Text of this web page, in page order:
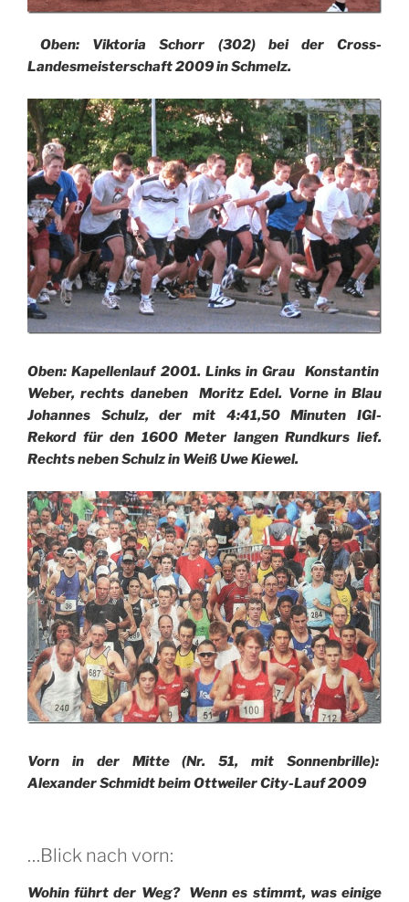
Oben: Viktoria Schorr (302) bei der Cross-
Landesmeisterschaft 2009 in Schmelz.
Oben: Kapellenlauf 2001. Links in Grau Konstantin
Weber, rechts daneben Moritz Edel. Vorne in Blau
Johannes Schulz, der mit 4:41,50 Minuten IGI-
Rekord für den 1600 Meter langen Rundkurs lief.
Rechts neben Schulz in Weiß Uwe Kiewel.
Vorn in der Mitte (Nr. 51, mit Sonnenbrille):
Alexander Schmidt beim Ottweiler City-Lauf 2009
…Blick nach vorn:
Wohin führt der Weg? Wenn es stimmt, was einige